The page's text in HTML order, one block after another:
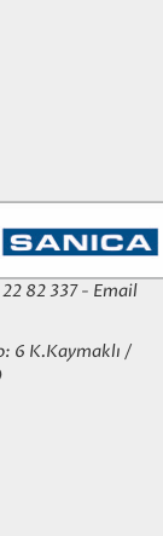
82 337 - Email
6 K.Kaymaklı /